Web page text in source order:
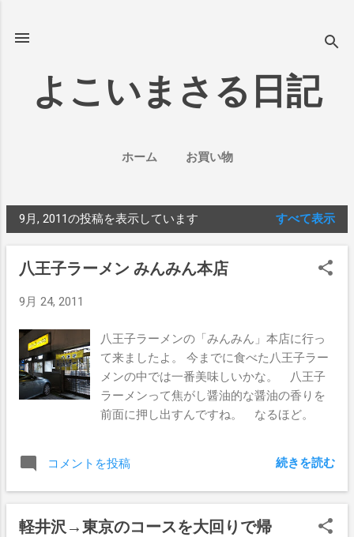
よこいまさる日記
ホーム お買い物
投
9月, 2011の投稿を表示しています すべて表示
八王子ラーメン みんみん本店
9月 24, 2011
八王子ラーメンの「みんみん」本店に行っ
て来ましたよ。 今までに食べた八王子ラー
メンの中では一番美味しいかな。 八王子
ラーメンって焦がし醤油的な醤油の香りを
前面に押し出すんですね。 なるほど。
コメントを投稿 続きを読む
軽井沢→東京のコースを大回りで帰